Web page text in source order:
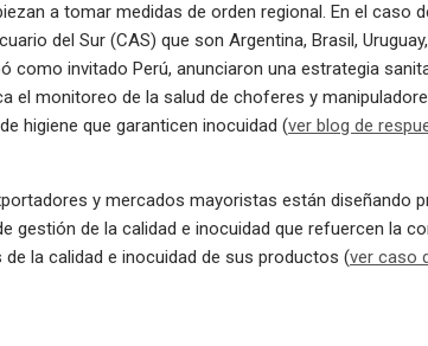
a tomar medidas de orden regional. En el caso
del Sur (CAS) que son Argentina, Brasil,
como invitado Perú, anunciaron una estrategia
el monitoreo de la salud de choferes y
higiene que garanticen inocuidad (ver blog de
y mercados mayoristas están diseñando
gestión de la calidad e inocuidad que refuercen la
la calidad e inocuidad de sus productos (ver caso